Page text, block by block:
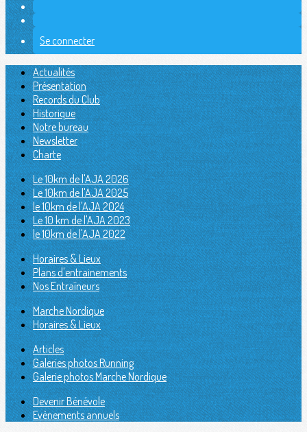
Se connecter
Actualités
Présentation
Records du Club
Historique
Notre bureau
Newsletter
Charte
Le 10km de l'AJA 2026
Le 10km de l'AJA 2025
le 10km de l'AJA 2024
Le 10 km de l'AJA 2023
le 10km de l'AJA 2022
Horaires & Lieux
Plans d'entrainements
Nos Entraîneurs
Marche Nordique
Horaires & Lieux
Articles
Galeries photos Running
Galerie photos Marche Nordique
Devenir Bénévole
Evènements annuels